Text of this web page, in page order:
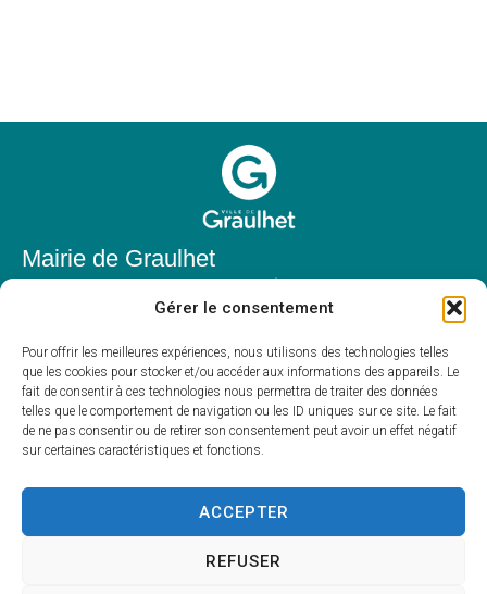
Gérer le consentement
Pour offrir les meilleures expériences, nous utilisons des technologies telles
que les cookies pour stocker et/ou accéder aux informations des appareils. Le
fait de consentir à ces technologies nous permettra de traiter des données
telles que le comportement de navigation ou les ID uniques sur ce site. Le fait
de ne pas consentir ou de retirer son consentement peut avoir un effet négatif
sur certaines caractéristiques et fonctions.
ACCEPTER
REFUSER
Mairie de Graulhet
81300 Graulhet
05 63 42 85 50
mairie@mairie-graulhet.fr
Horaires d'ouverture
Du lundi au vendredi :